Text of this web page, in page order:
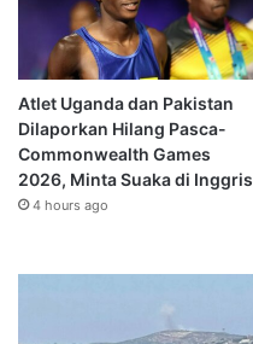
Atlet Uganda dan Pakistan
Dilaporkan Hilang Pasca-
Commonwealth Games
2026, Minta Suaka di Inggris
4 hours ago